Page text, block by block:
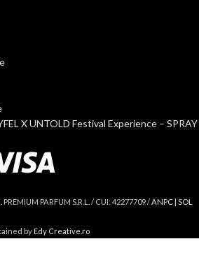
X UNTOLD Festival Experience – SPRAY
PARFUM S.R.L. / CUI: 42277709 /ANPC | SOL
byEdy Creative.ro